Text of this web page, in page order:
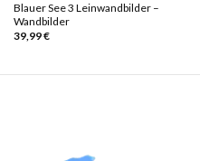
Blauer See 3 Leinwandbilder –
Wandbilder
39,99€